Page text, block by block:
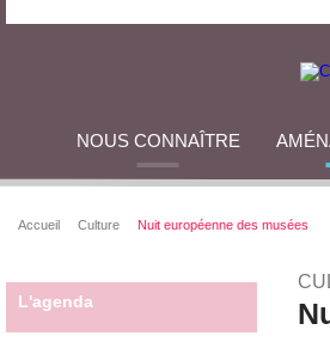
NOUS CONNAÎTRE
Accueil Culture Nuit européenne des musées
L'agenda